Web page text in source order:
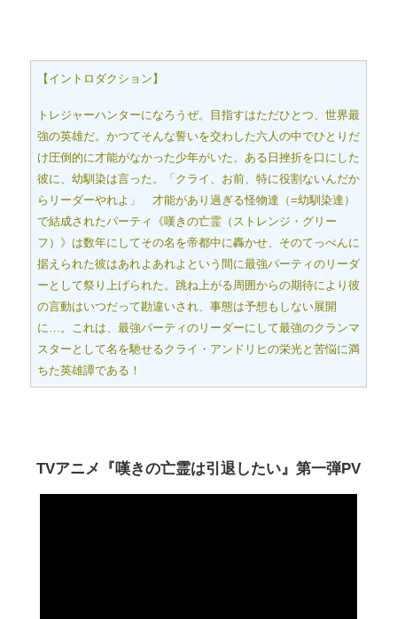
【イントロダクション】
トレジャーハンターになろうぜ。目指すはただひとつ、世界最
強の英雄だ。かつてそんな誓いを交わした六人の中でひとりだ
け圧倒的に才能がなかった少年がいた。ある日挫折を口にした
彼に、幼馴染は言った。「クライ、お前、特に役割ないんだか
らリーダーやれよ」 才能があり過ぎる怪物達（=幼馴染達）
で結成されたパーティ《嘆きの亡霊（ストレンジ・グリー
フ）》は数年にしてその名を帝都中に轟かせ、そのてっぺんに
据えられた彼はあれよあれよという間に最強パーティのリーダ
ーとして祭り上げられた。跳ね上がる周囲からの期待により彼
の言動はいつだって勘違いされ、事態は予想もしない展開
に…。これは、最強パーティのリーダーにして最強のクランマ
スターとして名を馳せるクライ・アンドリヒの栄光と苦悩に満
ちた英雄譚である！
TVアニメ『嘆きの亡霊は引退したい』第一弾PV